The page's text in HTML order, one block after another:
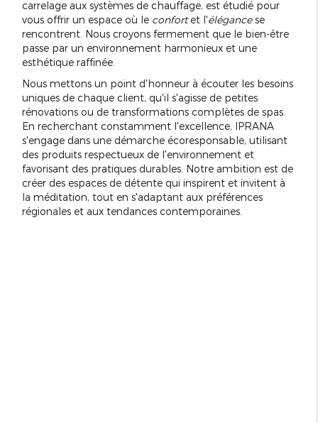
carrelage aux systèmes de chauffage, est étudié pour
vous offrir un espace où le confortet l'élégancese
rencontrent. Nous croyons fermement que le bien-être
passe par un environnement harmonieux et une
esthétique raffinée.
Nous mettons un point d'honneur à écouter les besoins
uniques de chaque client, qu'il s'agisse de petites
rénovations ou de transformations complètes de spas.
En recherchant constamment l'excellence, IPRANA
s'engage dans une démarche écoresponsable, utilisant
des produits respectueux de l'environnement et
favorisant des pratiques durables. Notre ambition est de
créer des espaces de détente qui inspirent et invitent à
la méditation, tout en s'adaptant aux préférences
régionales et aux tendances contemporaines.